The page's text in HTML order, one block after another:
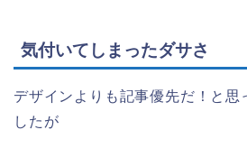
気付いてしまったダサさ
デザインよりも記事優先だ！と思
したが